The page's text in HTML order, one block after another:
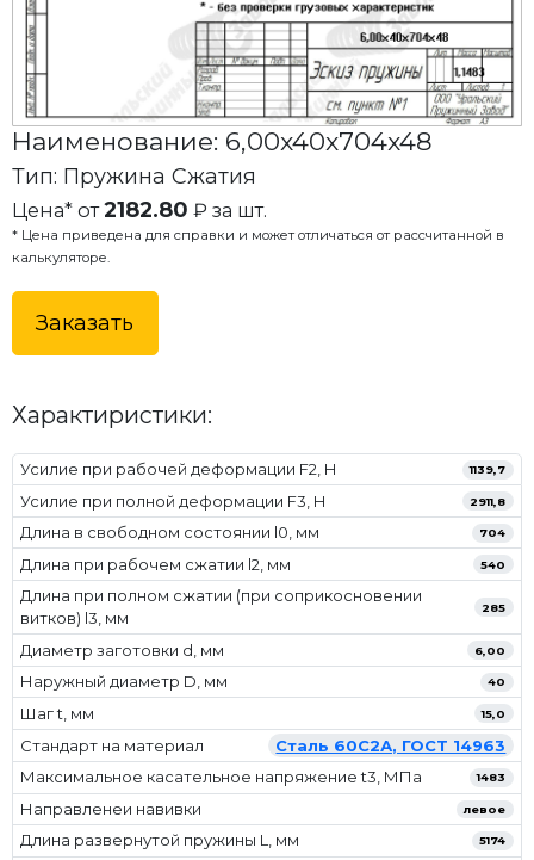
Наименование: 6,00x40x704x48
Тип: Пружина Сжатия
Цена* от2182.80 ₽ за шт.
* Цена приведена для справки и может отличаться от рассчитанной в
калькуляторе.
Заказать
Характиристики:
Усилие при рабочей деформации F2, Н 1139,7
Усилие при полной деформации F3, Н 2911,8
Длина в свободном состоянии l0, мм 704
Длина при рабочем сжатии l2, мм 540
Длина при полном сжатии (при соприкосновении
витков) l3, мм
285
Диаметр заготовки d, мм 6,00
Наружный диаметр D, мм 40
Шаг t, мм 15,0
Стандарт на материал
Сталь 60С2А, ГОСТ 14963
Максимальное касательное напряжение t3, МПа
1483
Направленеи навивки левое
Длина развернутой пружины L, мм 5174